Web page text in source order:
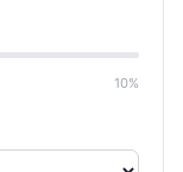
10%